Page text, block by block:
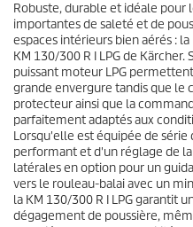
c
e
.
Robuste, durable et idéale pour
importantes de saleté et de
espaces intérieurs bien aérés :
KM 130/300 R I LPG de
puissant moteur LPG
grande envergure tandis que le
protecteur ainsi que la
parfaitement adaptés aux
Lorsqu'elle est équipée de
performant et d'un réglage de
latérales en option pour un
vers le rouleau-balai avec un
la KM 130/300 R I LPG garantit
dégagement de poussière,